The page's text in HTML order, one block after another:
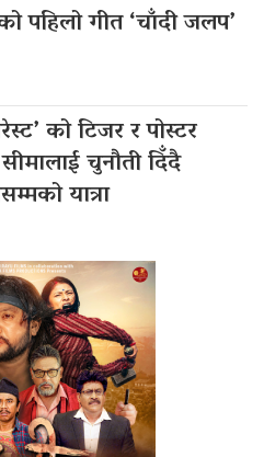
पहिलो गीत ‘चाँदी जलप’
को टिजर र पोस्टर
चुनौती दिँदै
यात्रा